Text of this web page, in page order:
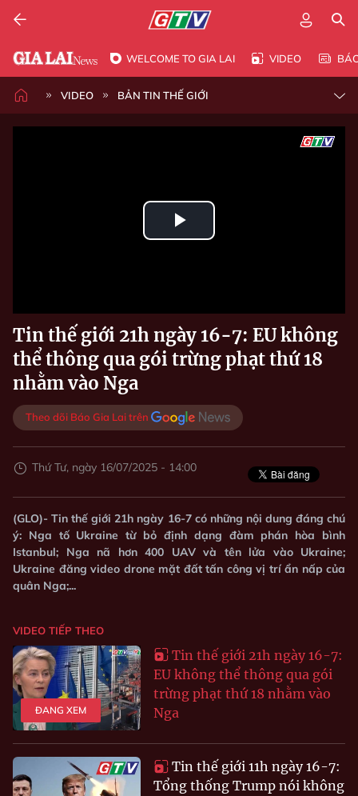
WELCOME TO GIA LAI VIDEO
VIDEO BẢN TIN THẾ GIỚI
Play
Tin thế giới 21h ngày 16-7: EU không
thể thông qua gói trừng phạt thứ 18
nhằm vào Nga
Theo dõi Báo Gia Lai trên
Thứ Tư, ngày 16/07/2025 - 14:00
(GLO)- Tin thế giới 21h ngày 16-7 có những nội dung đáng chú
ý: Nga tố Ukraine từ bỏ định dạng đàm phán hòa bình
Istanbul; Nga nã hơn 400 UAV và tên lửa vào Ukraine;
Ukraine đăng video drone mặt đất tấn công vị trí ẩn nấp của
quân Nga;...
VIDEO TIẾP THEO
ĐANG XEM
Tin thế giới 21h ngày 16-7:
EU không thể thông qua gói
trừng phạt thứ 18 nhằm vào
Nga
Tin thế giới 11h ngày 16-7:
Tổng thống Trump nói không